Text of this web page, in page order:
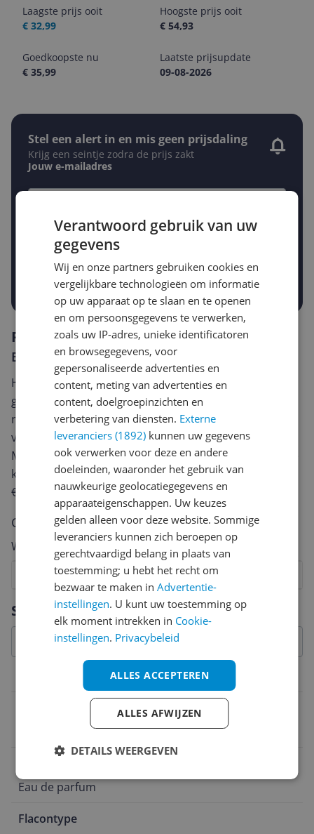
Laagste prijs ooit
€ 32,99
Hoogste prijs ooit
€ 54,93
Goedkoopste nu
€ 35,99
Laatste prijsupdate
09-08-2026
Stel een alert in en mis geen prijsdaling
Krijg een seintje zodra de prijs zakt
Jouw e-mailadres
Gewenste daling of bedrag
-5% -10% -15%
Gewenste prijs
Prijsalert aanzetten
Specificaties
Belangrijkste kenmerken
Eau de parfum
Flacontype
Reviews
Er zijn nog geen reviews geschreven
Heb jij dit product in bezit en wil je graag je mening
geven? Start dan hieronder met het schrijven van je
review. Afhankelijk van de details duurt het schrijven
van een review gemiddeld tussen de 3 en 10 minuten.
Met jouw mening help je andere bezoekers een betere
keuze te maken én maak je iedere maand kans op
€250,-!
Klik hier voor de actievoorwaarden.
Cijfer
Welk cijfer geef jij dit product?
7
6
5
4
3
2
Vraag 1 van 4
Verantwoord gebruik van uw
gegevens
Wij en onze partners gebruiken cookies en
vergelijkbare technologieën om informatie
op uw apparaat op te slaan en te openen
en om persoonsgegevens te verwerken,
zoals uw IP-adres, unieke identificatoren
en browsegegevens, voor
gepersonaliseerde advertenties en
content, meting van advertenties en
content, doelgroepinzichten en
verbetering van diensten. Externe
leveranciers (1892) kunnen uw gegevens
ook verwerken voor deze en andere
doeleinden, waaronder het gebruik van
nauwkeurige geolocatiegegevens en
apparaateigenschappen. Uw keuzes
gelden alleen voor deze website. Sommige
leveranciers kunnen zich beroepen op
gerechtvaardigd belang in plaats van
toestemming; u hebt het recht om
bezwaar te maken inAdvertentie-
instellingen. U kunt uw toestemming op
elk moment intrekken in Cookie-
instellingen. Privacybeleid
ALLES ACCEPTEREN
ALLES AFWIJZEN
DETAILS WEERGEVEN